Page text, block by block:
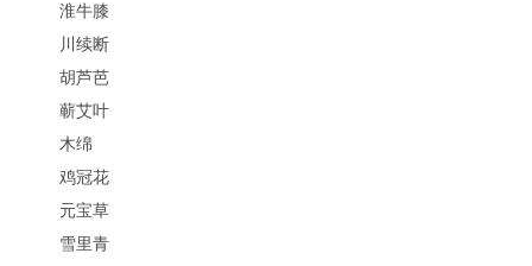
淮牛膝
川续断
胡芦芭
蕲艾叶
木绵
鸡冠花
元宝草
雪里青